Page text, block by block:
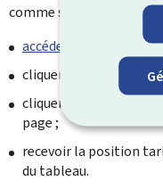
comme suit :
accéder à la base de
cliquer sur la Section
cliquer sur le chapitre,
page ;
recevoir la position
du tableau.